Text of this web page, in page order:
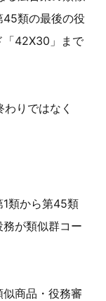
類の最後の役
「42X30」まで
りではなく
1類から第45類
が類似群コー
商品・役務審